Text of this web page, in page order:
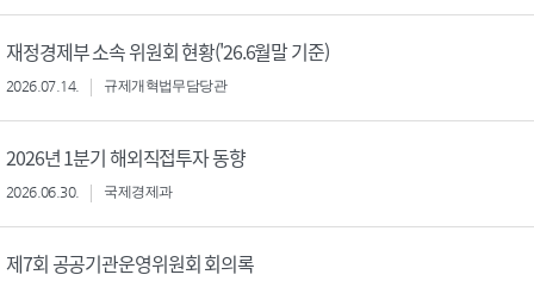
재정경제부 소속 위원회 현황('26.6월말 기준)
2026.07.14. 규제개혁법무담당관
2026년 1분기 해외직접투자 동향
2026.06.30. 국제경제과
제7회 공공기관운영위원회 회의록